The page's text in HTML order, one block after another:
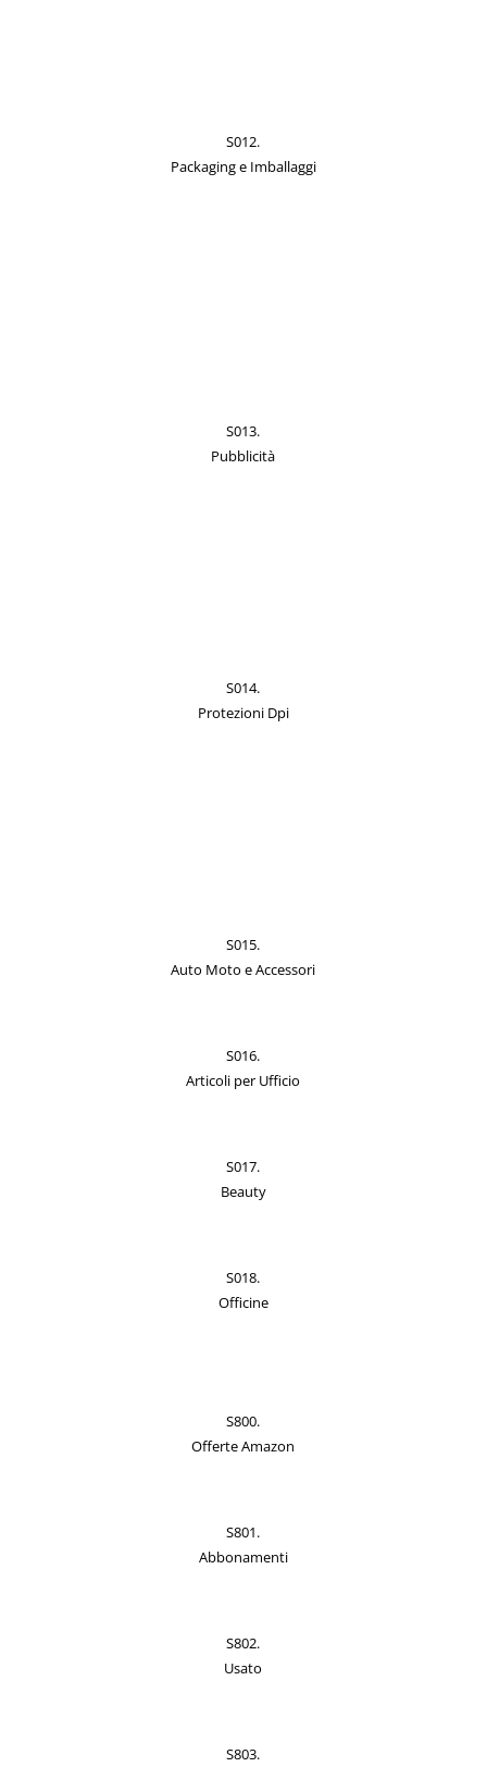
S012.
Packaging e Imballaggi
S013.
Pubblicità
S014.
Protezioni Dpi
S015.
Auto Moto e Accessori
S016.
Articoli per Ufficio
S017.
Beauty
S018.
Officine
S800.
Offerte Amazon
S801.
Abbonamenti
S802.
Usato
S803.